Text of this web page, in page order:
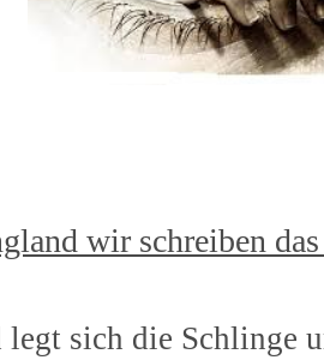
wir schreiben
legt sich die Schlinge